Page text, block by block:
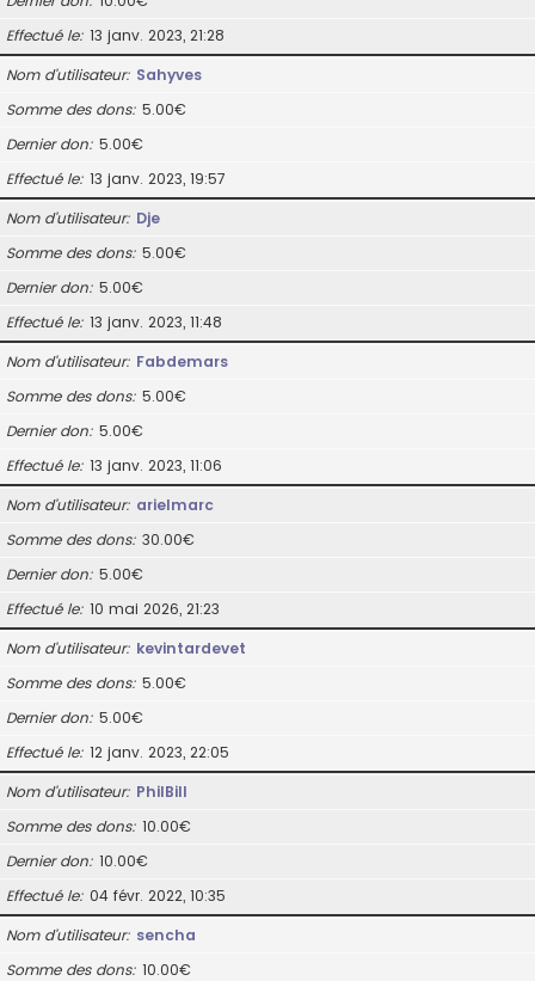
Effectué le 13 janv. 2023, 21:28
Nom d’utilisateur Sahyves
Somme des dons 5.00€
Dernier don 5.00€
Effectué le 13 janv. 2023, 19:57
Nom d’utilisateur Dje
Somme des dons 5.00€
Dernier don 5.00€
Effectué le 13 janv. 2023, 11:48
Nom d’utilisateur Fabdemars
Somme des dons 5.00€
Dernier don 5.00€
Effectué le 13 janv. 2023, 11:06
Nom d’utilisateur arielmarc
Somme des dons 30.00€
Dernier don 5.00€
Effectué le 10 mai 2026, 21:23
Nom d’utilisateur kevintardevet
Somme des dons 5.00€
Dernier don 5.00€
Effectué le 12 janv. 2023, 22:05
Nom d’utilisateur PhilBill
Somme des dons 10.00€
Dernier don 10.00€
Effectué le 04 févr. 2022, 10:35
Nom d’utilisateur sencha
Somme des dons 10.00€